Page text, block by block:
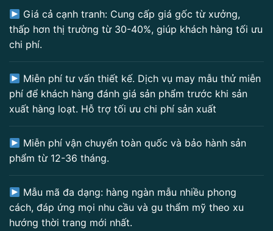
Giá cả cạnh tranh: Cung cấp giá gốc từ xưởng,
thấp hơn thị trường từ 30-40%, giúp khách hàng tối ưu
chi phí.
Miễn phí tư vấn thiết kế. Dịch vụ may mẫu thử miễn
phí để khách hàng đánh giá sản phẩm trước khi sản
xuất hàng loạt. Hỗ trợ tối ưu chi phí sản xuất
Miễn phí vận chuyển toàn quốc và bảo hành sản
phẩm từ 12-36 tháng.
Mẫu mã đa dạng: hàng ngàn mẫu nhiều phong
cách, đáp ứng mọi nhu cầu và gu thẩm mỹ theo xu
hướng thời trang mới nhất.